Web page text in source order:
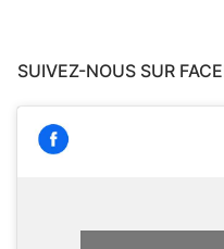
SUIVEZ-NOUS SUR